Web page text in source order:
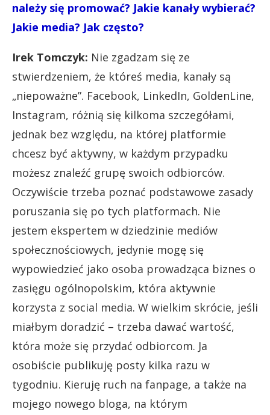
należy się promować? Jakie kanały wybierać?
Jakie media? Jak często?
Irek Tomczyk: Nie zgadzam się ze
stwierdzeniem, że któreś media, kanały są
„niepoważne”. Facebook, LinkedIn, GoldenLine,
Instagram, różnią się kilkoma szczegółami,
jednak bez względu, na której platformie
chcesz być aktywny, w każdym przypadku
możesz znaleźć grupę swoich odbiorców.
Oczywiście trzeba poznać podstawowe zasady
poruszania się po tych platformach. Nie
jestem ekspertem w dziedzinie mediów
społecznościowych, jedynie mogę się
wypowiedzieć jako osoba prowadząca biznes o
zasięgu ogólnopolskim, która aktywnie
korzysta z social media. W wielkim skrócie, jeśli
miałbym doradzić – trzeba dawać wartość,
która może się przydać odbiorcom. Ja
osobiście publikuję posty kilka razu w
tygodniu. Kieruję ruch na fanpage, a także na
mojego nowego bloga, na którym